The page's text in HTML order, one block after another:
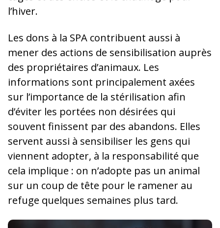
l’hiver.
Les dons à la SPA contribuent aussi à
mener des actions de sensibilisation auprès
des propriétaires d’animaux. Les
informations sont principalement axées
sur l’importance de la stérilisation afin
d’éviter les portées non désirées qui
souvent finissent par des abandons. Elles
servent aussi à sensibiliser les gens qui
viennent adopter, à la responsabilité que
cela implique : on n’adopte pas un animal
sur un coup de tête pour le ramener au
refuge quelques semaines plus tard.